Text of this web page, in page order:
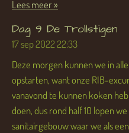
Lees meer »
Dag 9 De Trollstigen
17 sep 202222:33
Deze morgen kunnen we in
opstarten, want onze RIB-
vanavond te kunnen koken
doen, dus rond half 10 lopen
sanitairgebouw waar we als